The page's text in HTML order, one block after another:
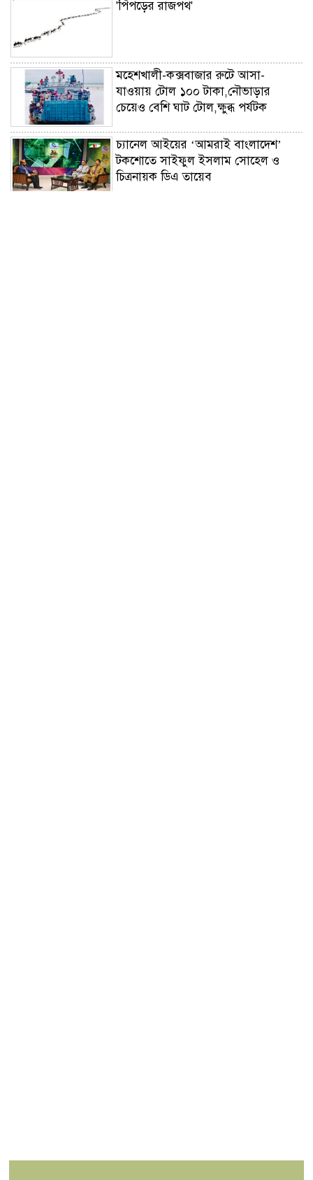
'পিঁপড়ের রাজপথ'
মহেশখালী-কক্সবাজার রুটে আসা-
যাওয়ায় টোল ১০০ টাকা,নৌভাড়ার
চেয়েও বেশি ঘাট টোল,ক্ষুব্ধ পর্যটক
চ্যানেল আইয়ের ‘আমরাই বাংলাদেশ’
টকশোতে সাইফুল ইসলাম সোহেল ও
চিত্রনায়ক ডিএ তায়েব